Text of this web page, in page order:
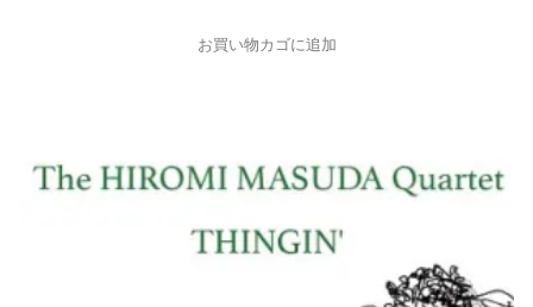
お買い物カゴに追加